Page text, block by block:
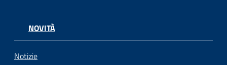
NOVITÀ
Notizie